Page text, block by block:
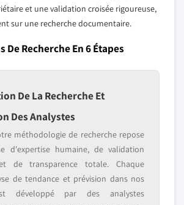
et une validation croisée rigoureuse,
sur une recherche documentaire.
De Recherche En 6 Étapes
De La Recherche Et
Des Analystes
méthodologie de recherche repose
d'expertise humaine, de validation
de transparence totale. Chaque
de tendance et prévision dans nos
développé par des analystes